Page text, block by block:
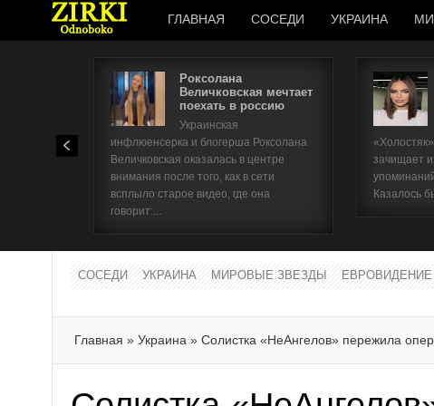
ГЛАВНАЯ СОСЕДИ УКРАИНА
Роксолана
Величковская мечтает
поехать в россию
Украинская
инфлюенсерка и блогерша Роксолана
Величковская оказалась в центре
внимания после того, как в сети
всплыло старое видео, где она
говорит:...
зачищает
Казалось
СОСЕДИ УКРАИНА МИРОВЫЕ ЗВЕЗДЫ ЕВРОВИДЕНИЕ
Главная » Украина » Солистка «НеАнгелов» пережила